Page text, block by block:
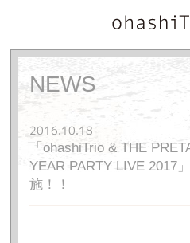
NEWS
2016.10.18
「ohashiTrio & THE
YEAR PARTY LIVE 2017
施！！